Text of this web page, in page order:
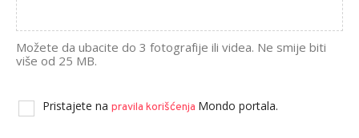
Možete da ubacite do 3 fotografije ili videa. Ne smije biti
više od 25 MB.
Pristajete na pravila korišćenja Mondo portala.